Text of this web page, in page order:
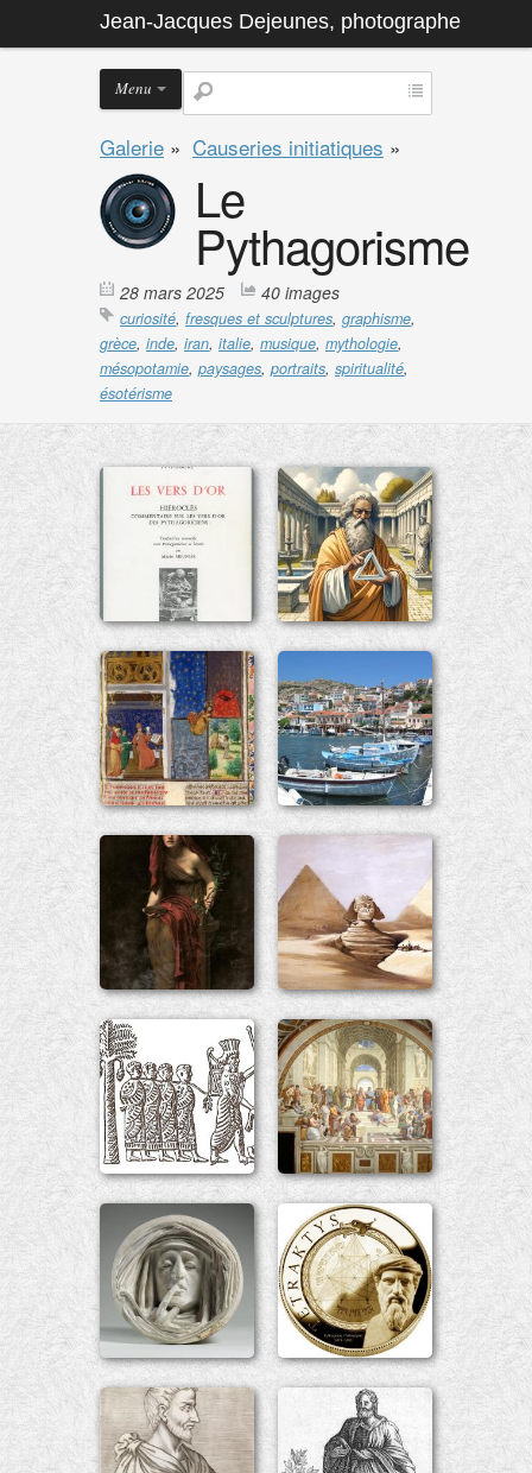
Jean-Jacques Dejeunes, photographe
Menu
Galerie » Causeries initiatiques »
Le
Pythagorisme
28 mars 2025 40 images
curiosité, fresques et sculptures, graphisme,
grèce, inde, iran, italie, musique, mythologie,
mésopotamie, paysages, portraits, spiritualité,
ésotérisme